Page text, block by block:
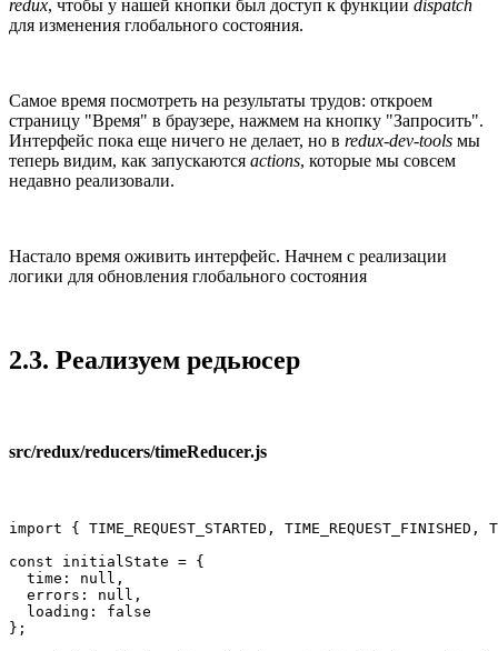
redux, чтобы у нашей кнопки был доступ к функции dispatch
для изменения глобального состояния.
Самое время посмотреть на результаты трудов: откроем
страницу "Время" в браузере, нажмем на кнопку "Запросить".
Интерфейс пока еще ничего не делает, но в redux-dev-tools мы
теперь видим, как запускаются actions, которые мы совсем
недавно реализовали.
Настало время оживить интерфейс. Начнем с реализации
логики для обновления глобального состояния
2.3. Реализуем редьюсер
src/redux/reducers/timeReducer.js
import { TIME_REQUEST_STARTED,
const initialState = {
  time: null,
  errors: null,
  loading: false
};